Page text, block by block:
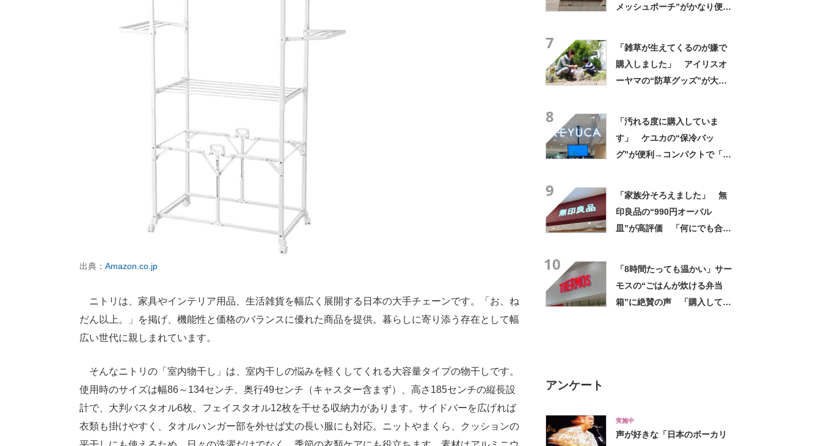
出典： Amazon.co.jp
ニトリは、家具やインテリア用品、生活雑貨を幅広く展開する日本の大手チェーンです。「お、ね
だん以上。」を掲げ、機能性と価格のバランスに優れた商品を提供。暮らしに寄り添う存在として幅
広い世代に親しまれています。
そんなニトリの「室内物干し」は、室内干しの悩みを軽くしてくれる大容量タイプの物干しです。
使用時のサイズは幅86～134センチ、奥行49センチ（キャスター含まず）、高さ185センチの縦長設
計で、大判バスタオル6枚、フェイスタオル12枚を干せる収納力があります。サイドバーを広げれば
衣類も掛けやすく、タオルハンガー部を外せば丈の長い服にも対応。ニットやまくら、クッションの
メッシュポーチ”がかなり便
7
「雑草が生えてくるのが嫌で
購入しました」 アイリスオ
ーヤマの“防草グッズ”が大人
8
「汚れる度に購入していま
す」 ケユカの“保冷バッ
グ”が便利→コンパクトで「ち
9
「家族分そろえました」 無
印良品の“990円オーバル
皿”が高評価 「何にでも合
10
「8時間たっても温かい」サー
モスの“ごはんが炊ける弁当
箱”に絶賛の声 「購入して大
アンケート
実施中
声が好きな「日本のボーカリ